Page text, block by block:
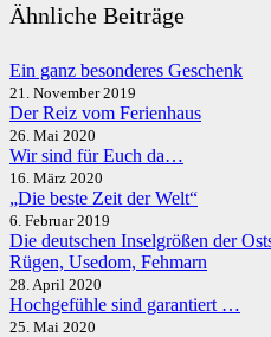
Ähnliche Beiträge
Ein ganz besonderes Geschenk
21. November 2019
Der Reiz vom Ferienhaus
26. Mai 2020
Wir sind für Euch da…
16. März 2020
„Die beste Zeit der Welt“
6. Februar 2019
Die deutschen Inselgrößen der
Rügen, Usedom, Fehmarn
28. April 2020
Hochgefühle sind garantiert …
25. Mai 2020